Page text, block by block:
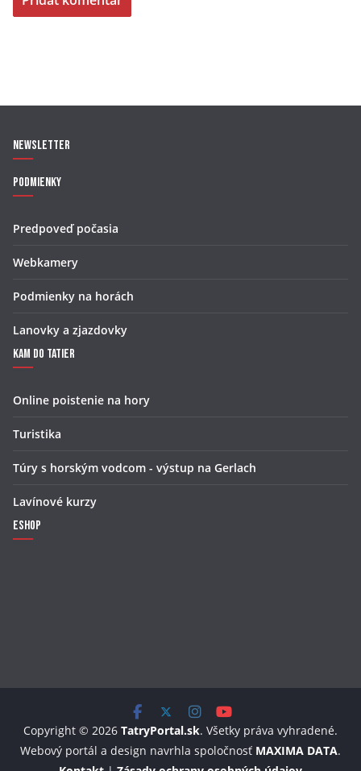
Newsletter
Podmienky
Predpoveď počasia
Webkamery
Podmienky na horách
Lanovky a zjazdovky
Kam do Tatier
Online poistenie na hory
Turistika
Túry s horským vodcom - výstup na Gerlach
Lavínové kurzy
Eshop
Copyright © 2026 TatryPortal.sk. Všetky práva vyhradené.
Webový portál a design navrhla spoločnosť MAXIMA DATA.